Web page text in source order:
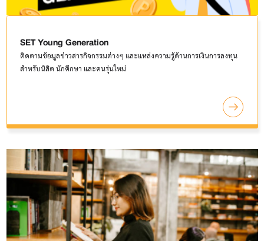
SET Young Generation
ติดตามข้อมูลข่าวสารกิจกรรมต่างๆ และแหล่งความรู้ด้านการเงินการลงทุน
สำหรับนิสิต นักศึกษา และคนรุ่นใหม่